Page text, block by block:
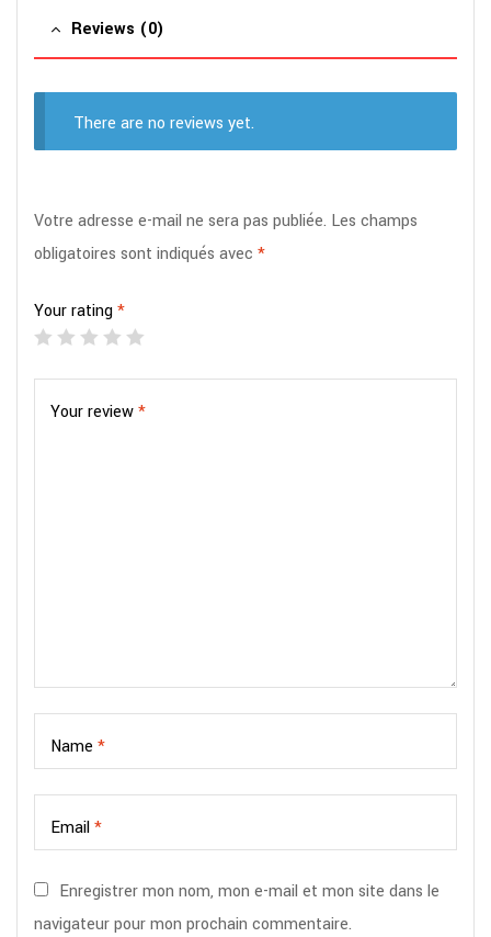
Reviews (0)
There are no reviews yet.
Votre adresse e-mail ne sera pas publiée. Les champs
obligatoires sont indiqués avec *
Your rating*
Your review*
Name *
Email*
Enregistrer mon nom, mon e-mail et mon site dans le
navigateur pour mon prochain commentaire.